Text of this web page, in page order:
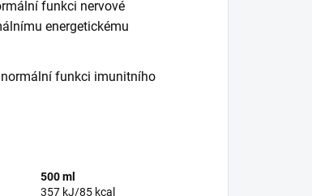
funkci nervové
energetickému
normální funkci imunitního
500 ml
357 kJ/85 kcal